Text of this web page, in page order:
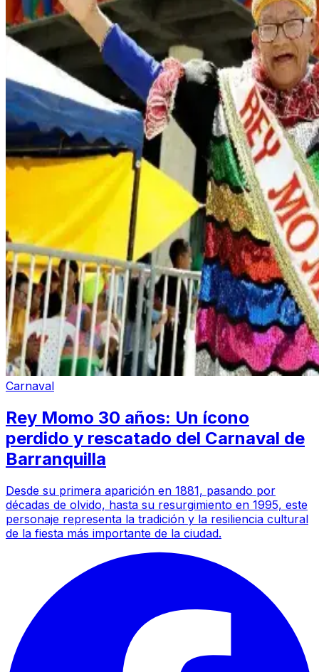
Carnaval
Rey Momo 30 años: Un ícono
perdido y rescatado del Carnaval de
Barranquilla
Desde su primera aparición en 1881, pasando por
décadas de olvido, hasta su resurgimiento en 1995, este
personaje representa la tradición y la resiliencia cultural
de la fiesta más importante de la ciudad.